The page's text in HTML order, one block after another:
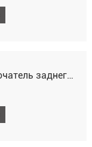
Mk CrossВыключатель заднего хода 3371910003